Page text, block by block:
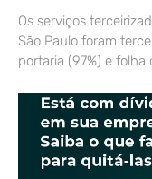
Os serviços
São Paulo foram
portaria (97%) e